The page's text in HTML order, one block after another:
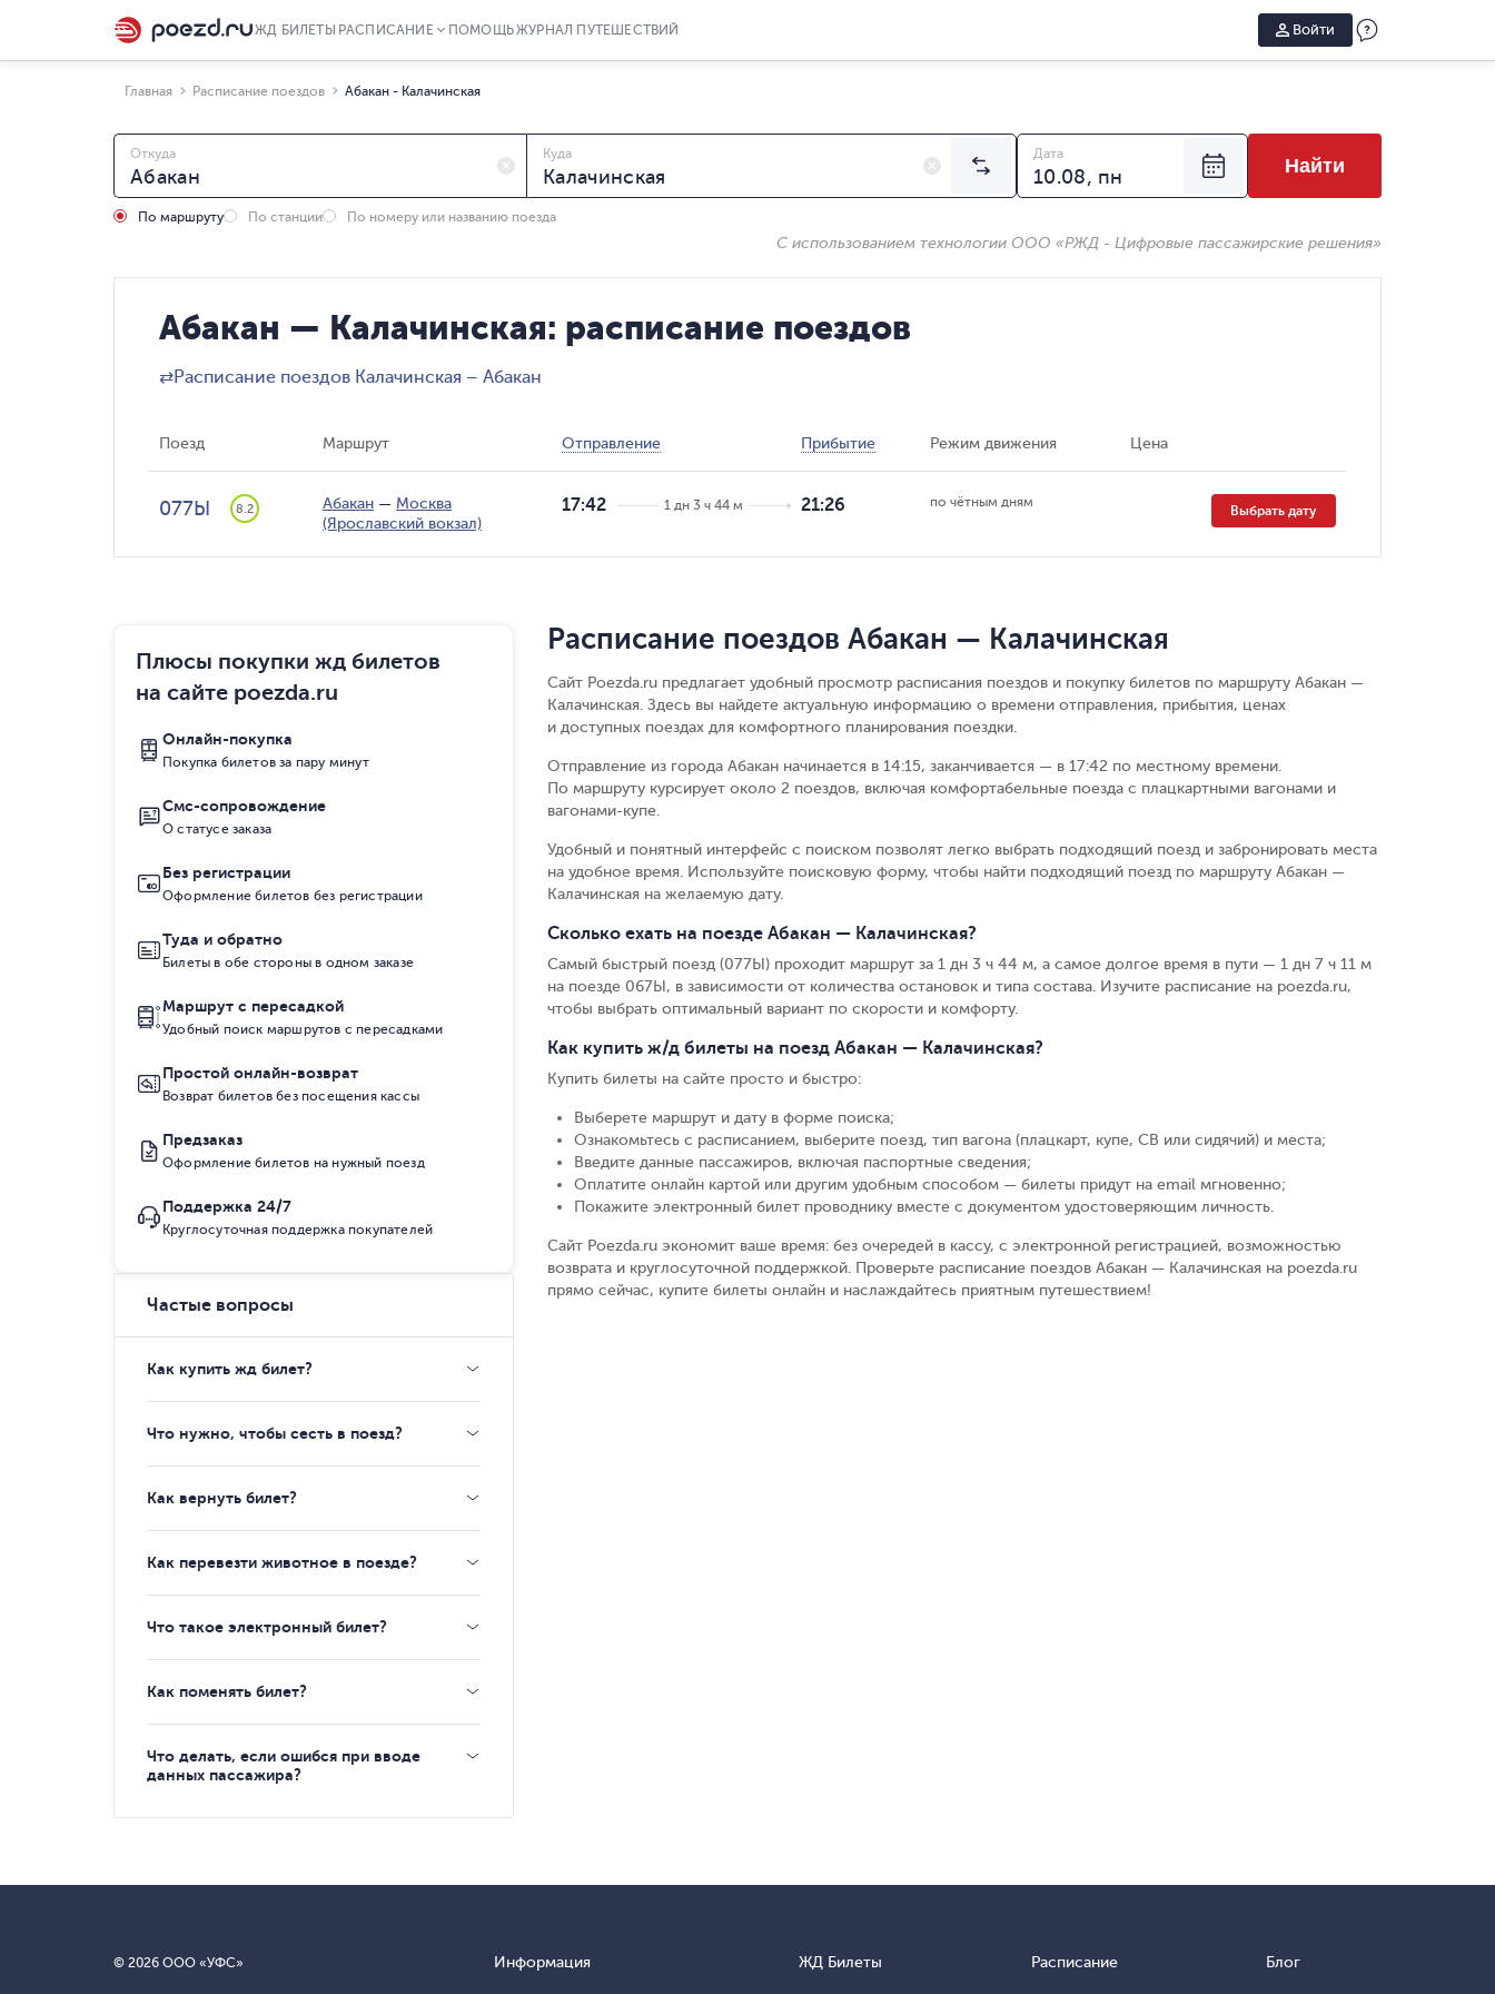
ЖД БИЛЕТЫ РАСПИСАНИЕ ПОМОЩЬЖУРНАЛ ПУТЕШЕСТВИЙ Войти
Главная Расписание поездов Абакан - Калачинская
Откуда Куда
По маршруту По станции По номеру или названию поезда
Дата
Найти
С использованием технологии ООО «РЖД - Цифровые пассажирские решения»
Абакан — Калачинская: расписание поездов
⇄Расписание поездов Калачинская – Абакан
Поезд Маршрут Отправление Прибытие Режим движения Цена
077Ы 8.2 Абакан — Москва
(Ярославский вокзал)
17:42 1 дн 3 ч 44 м 21:26 по чётным дням
Выбрать дату
Расписание поездов Абакан — Калачинская
Сайт Poezda.ru предлагает удобный просмотр расписания поездов и покупку билетов по маршруту Абакан —
Калачинская. Здесь вы найдете актуальную информацию о времени отправления, прибытия, ценах
и доступных поездах для комфортного планирования поездки.
Отправление из города Абакан начинается в 14:15, заканчивается — в 17:42 по местному времени.
По маршруту курсирует около 2 поездов, включая комфортабельные поезда с плацкартными вагонами и
вагонами-купе.
Удобный и понятный интерфейс с поиском позволят легко выбрать подходящий поезд и забронировать места
на удобное время. Используйте поисковую форму, чтобы найти подходящий поезд по маршруту Абакан —
Калачинская на желаемую дату.
Сколько ехать на поезде Абакан — Калачинская?
Самый быстрый поезд (077Ы) проходит маршрут за 1 дн 3 ч 44 м, а самое долгое время в пути — 1 дн 7 ч 11 м
на поезде 067Ы, в зависимости от количества остановок и типа состава. Изучите расписание на poezda.ru,
чтобы выбрать оптимальный вариант по скорости и комфорту.
Как купить ж/д билеты на поезд Абакан — Калачинская?
Купить билеты на сайте просто и быстро:
Выберете маршрут и дату в форме поиска;
Ознакомьтесь с расписанием, выберите поезд, тип вагона (плацкарт, купе, СВ или сидячий) и места;
Введите данные пассажиров, включая паспортные сведения;
Оплатите онлайн картой или другим удобным способом — билеты придут на email мгновенно;
Покажите электронный билет проводнику вместе с документом удостоверяющим личность.
Сайт Poezda.ru экономит ваше время: без очередей в кассу, с электронной регистрацией, возможностью
возврата и круглосуточной поддержкой. Проверьте расписание поездов Абакан — Калачинская на poezda.ru
прямо сейчас, купите билеты онлайн и наслаждайтесь приятным путешествием!
Плюсы покупки жд билетов
на сайте poezda.ru
Онлайн-покупка
Покупка билетов за пару минут
Смс-сопровождение
О статусе заказа
Без регистрации
Оформление билетов без регистрации
Туда и обратно
Билеты в обе стороны в одном заказе
Маршрут с пересадкой
Удобный поиск маршрутов с пересадками
Простой онлайн-возврат
Возврат билетов без посещения кассы
Предзаказ
Оформление билетов на нужный поезд
Поддержка 24/7
Круглосуточная поддержка покупателей
Частые вопросы
Как купить жд билет?
Что нужно, чтобы сесть в поезд?
Как вернуть билет?
Как перевезти животное в поезде?
Что такое электронный билет?
Как поменять билет?
Что делать, если ошибся при вводе
данных пассажира?
© 2026 ООО «УФС» Информация ЖД Билеты Расписание Блог